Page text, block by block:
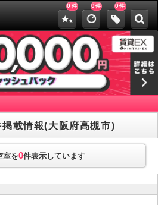
0 件 0件 0件
載情報(大阪府高槻市)
室を0件表示しています